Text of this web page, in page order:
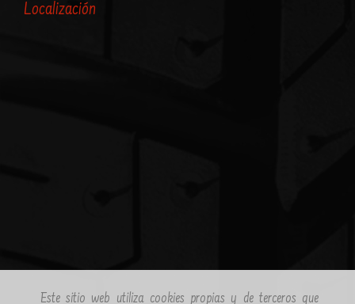
Este sitio web utiliza cookies propias y de terceros que
Localización